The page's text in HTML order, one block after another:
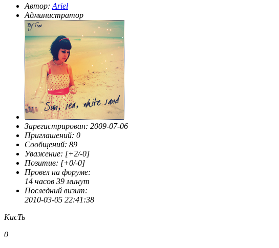
Автор: Ariel
Администратор
Зарегистрирован: 2009-07-06
Приглашений: 0
Сообщений: 89
Уважение: [+2/-0]
Позитив: [+0/-0]
Провел на форуме:
14 часов 39 минут
Последний визит:
2010-03-05 22:41:38
КисТь
0